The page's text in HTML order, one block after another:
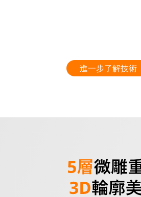
進一步了解技術